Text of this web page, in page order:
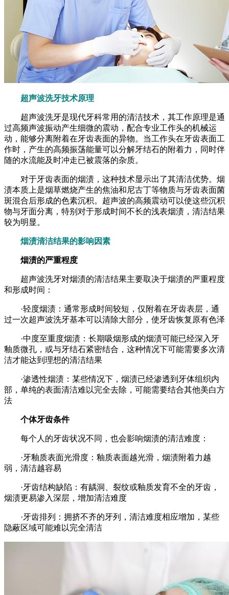
超声波洗牙技术原理
超声波洗牙是现代牙科常用的清洁技术，其工作原理是通
过高频声波振动产生细微的震动，配合专业工作头的机械运
动，能够分离附着在牙齿表面的异物。当工作头在牙齿表面工
作时，产生的高频振荡能量可以分解牙结石的附着力，同时伴
随的水流能及时冲走已被震落的杂质。
对于牙齿表面的烟渍，这种技术显示出了其清洁优势。烟
渍本质上是烟草燃烧产生的焦油和尼古丁等物质与牙齿表面菌
斑混合后形成的色素沉积。超声波的高频震动可以使这些沉积
物与牙面分离，特别对于形成时间不长的浅表烟渍，清洁结果
较为明显。
烟渍清洁结果的影响因素
烟渍的严重程度
超声波洗牙对烟渍的清洁结果主要取决于烟渍的严重程度
和形成时间：
·轻度烟渍：通常形成时间较短，仅附着在牙齿表层，通
过一次超声波洗牙基本可以清除大部分，使牙齿恢复原有色泽
·中度至重度烟渍：长期吸烟形成的烟渍可能已经深入牙
釉质微孔，或与牙结石紧密结合，这种情况下可能需要多次清
洁才能达到理想的清洁结果
·渗透性烟渍：某些情况下，烟渍已经渗透到牙体组织内
部，单纯的表面清洁难以完全去除，可能需要结合其他美白方
法
个体牙齿条件
每个人的牙齿状况不同，也会影响烟渍的清洁难度：
·牙釉质表面光滑度：釉质表面越光滑，烟渍附着力越
弱，清洁越容易
·牙齿结构缺陷：有龋洞、裂纹或釉质发育不全的牙齿，
烟渍更易渗入深层，增加清洁难度
·牙齿排列：拥挤不齐的牙列，清洁难度相应增加，某些
隐蔽区域可能难以完全清洁